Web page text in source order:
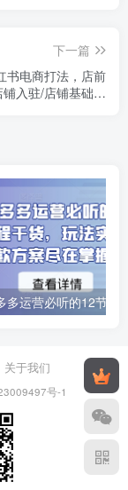
下一篇
书电商打法，店前
入驻/店铺基础搭
关于我们
号-1